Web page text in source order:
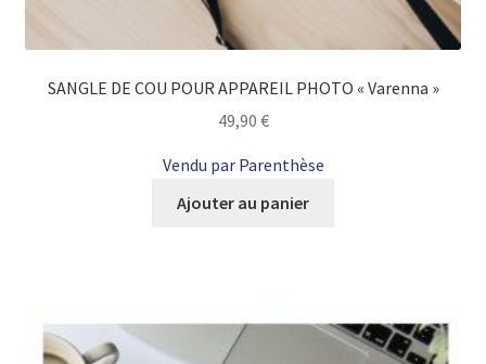
SANGLE DE COU POUR APPAREIL PHOTO « Varenna »
49,90 €
Vendu par Parenthèse
Ajouter au panier